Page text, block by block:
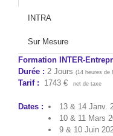
INTRA
Sur Mesure
Formation INTER-
Durée : 2 Jours (14 heures de
Tarif : 1743 € net de taxe
Dates :
13 & 14 Janv.
10 & 11 Mars
9 & 10 Juin